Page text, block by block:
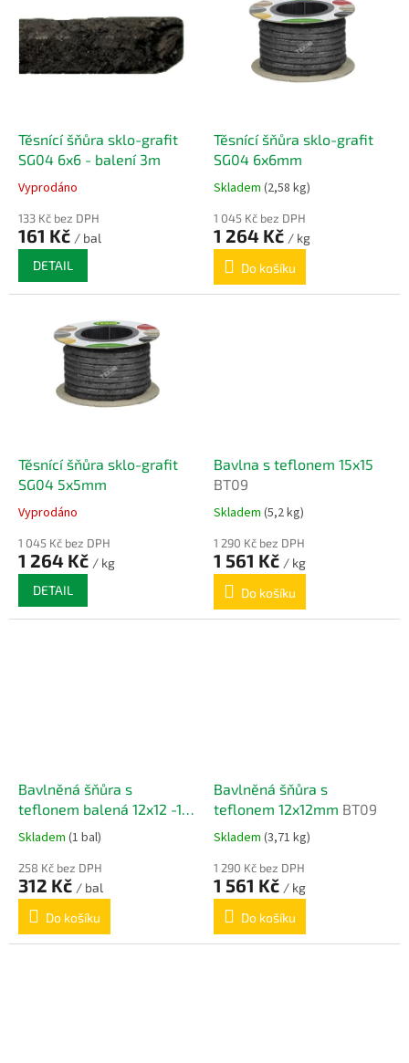
p
p
Těsnící šňůra sklo-grafit
SG04 6x6 - balení 3m
Vyprodáno
133 Kč bez DPH
161 Kč / bal
DETAIL
Těsnící šňůra sklo-grafit
SG04 6x6mm
Skladem (2,58 kg)
1 045 Kč bez DPH
1 264 Kč / kg
Do košíku
Těsnící šňůra sklo-grafit
SG04 5x5mm
Vyprodáno
1 045 Kč bez DPH
1 264 Kč / kg
DETAIL
Bavlna s teflonem 15x15
BT09
Skladem (5,2 kg)
1 290 Kč bez DPH
1 561 Kč / kg
Do košíku
Bavlněná šňůra s
teflonem balená 12x12 -1m
BT09
Skladem (1 bal)
258 Kč bez DPH
312 Kč / bal
Do košíku
Bavlněná šňůra s
teflonem 12x12mm BT09
Skladem (3,71 kg)
1 290 Kč bez DPH
1 561 Kč / kg
Do košíku